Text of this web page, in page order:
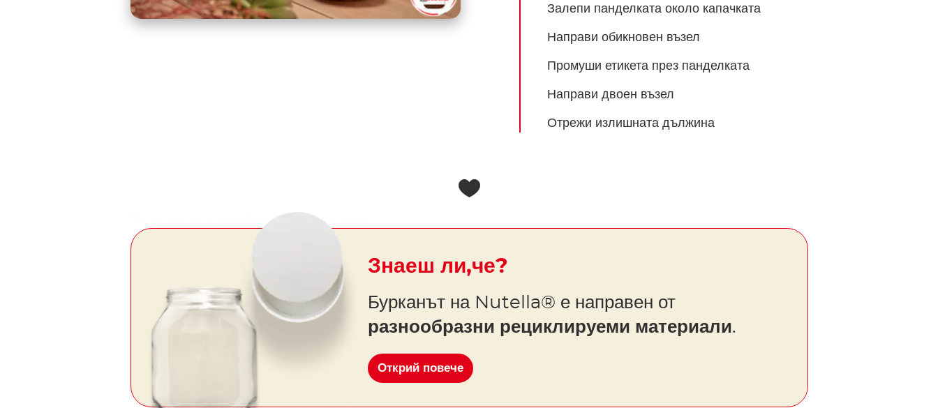
Залепи панделката около капачката
Направи обикновен възел
Промуши етикета през панделката
Направи двоен възел
Отрежи излишната дължина
Знаеш ли,че?
Бурканът на Nutella® е направен от
разнообразни рециклируеми материали.
Открий повече